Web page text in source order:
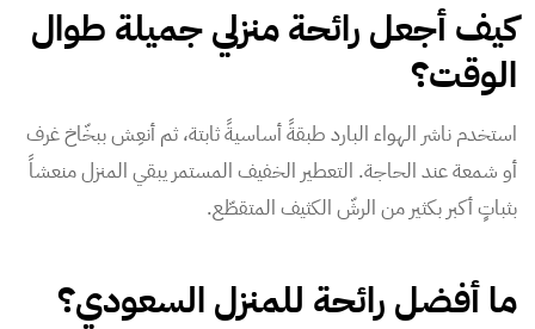
كيف أجعل رائحة منزلي جميلة طوال
الوقت؟
استخدم ناشر الهواء البارد طبقةً أساسيةً ثابتة، ثم أنعِش ببخّاخ غرف
أو شمعة عند الحاجة. التعطير الخفيف المستمر يبقي المنزل منعشاً
بثباتٍ أكبر بكثير من الرشّ الكثيف المتقطّع.
ما أفضل رائحة للمنزل السعودي؟